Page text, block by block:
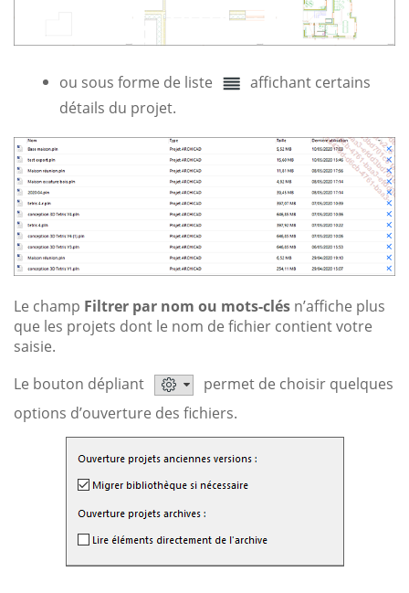
ou sous forme de liste
affichant certains
détails du projet.
Le champ Filtrer par nom ou mots-clés n’affiche plus
que les projets dont le nom de fichier contient votre
saisie.
Le bouton dépliant
permet de choisir quelques
options d’ouverture des fichiers.